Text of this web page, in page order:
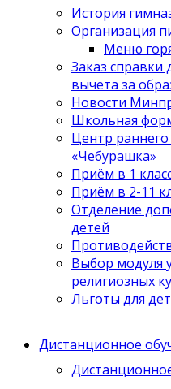
История
Организация
Меню
Заказ справки
вычета за
Новости
Школьная
Центр
«Чебурашка»
Приём в 1
Приём в 2-11
Отделение
детей
Выбор модуля
религиозных
Льготы для
Дистанционное